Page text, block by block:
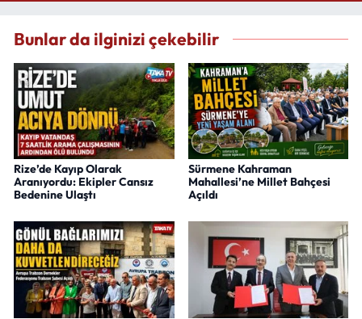
Bunlar da ilginizi çekebilir
Rize’de Kayıp Olarak
Aranıyordu: Ekipler Cansız
Bedenine Ulaştı
Sürmene Kahraman
Mahallesi’ne Millet Bahçesi
Açıldı